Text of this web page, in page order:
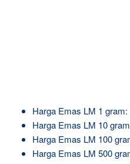
Harga Emas LM 1
Harga Emas LM 10
Harga Emas LM 100
Harga Emas LM 500